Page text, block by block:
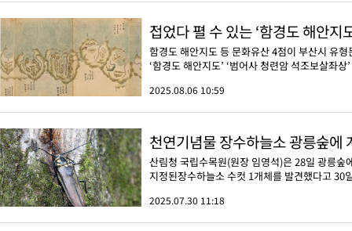
접었다 펼 수 있는 ‘함경도 해안지
함경도 해안지도 등 문화유산 4점이 부산시 유
‘함경도 해안지도’ ‘범어사 청련암 석조보살좌
2025.08.06 10:59
천연기념물 장수하늘소 광릉숲에
산림청 국립수목원(원장 임영석)은 28일 광릉
지정된장수하늘소 수컷 1개체를 발견했다고 30
2025.07.30 11:18